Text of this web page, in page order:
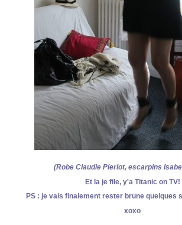
(Robe Claudie Pierlot, escarpins
Et la je file, y'a Titanic on TV!
PS : je vais finalement rester brune quelques
xoxo